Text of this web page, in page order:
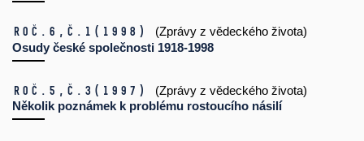
Roč.6, č.1 (1998)
(Zprávy z vědeckého života)
Osudy české společnosti 1918-1998
Roč.5, č.3 (1997)
(Zprávy z vědeckého života)
Několik poznámek k problému rostoucího násilí